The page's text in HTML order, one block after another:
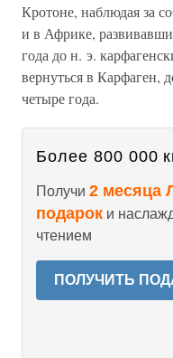
Кротоне, наблюдая за
и в Африке,
года до н. э.
вернуться в Карфаген,
четыре года.
Более 800 000
Получи 2 месяца
подарок и
чтением
ПОЛУЧИТЬ